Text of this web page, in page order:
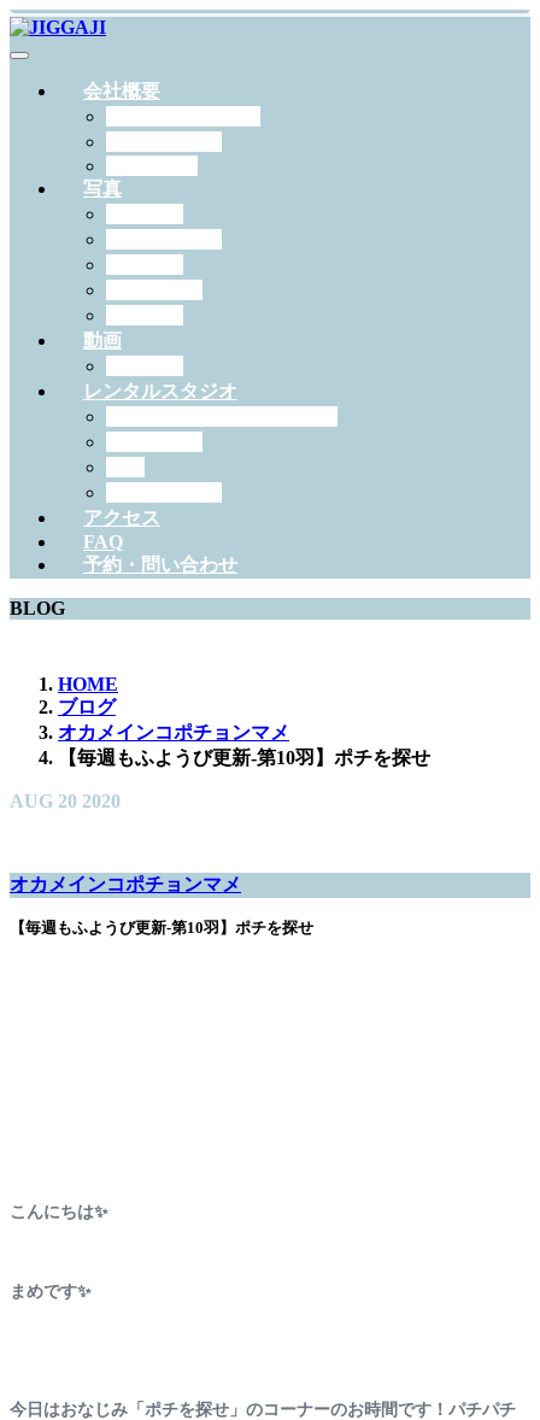
会社概要
写真
動画
レンタルスタジオ
アクセス
FAQ
予約・問い合わせ
BLOG
HOME
ブログ
オカメインコポチョンマメ
【毎週もふようび更新-第10羽】ポチを探せ
AUG 20 2020
オカメインコポチョンマメ
【毎週もふようび更新-第10羽】ポチを探せ
こんにちは✨
まめです✨
今日はおなじみ「ポチを探せ」のコーナーのお時間です！パチパチ